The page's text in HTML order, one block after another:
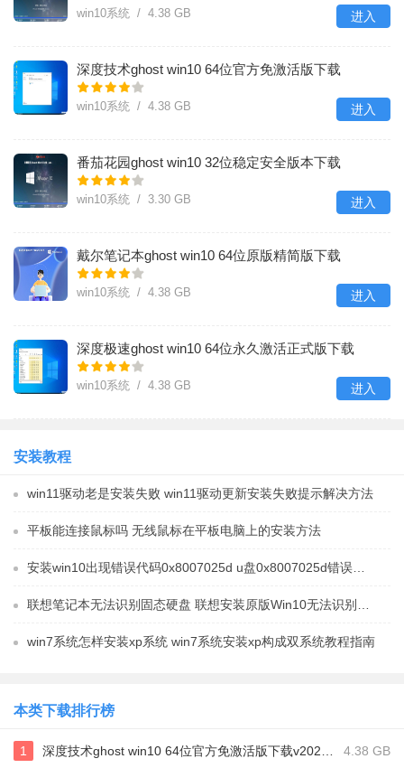
win10系统 / 4.38 GB 进入
深度技术ghost win10 64位官方免激活版下载
v2023.04
win10系统 / 4.38 GB 进入
番茄花园ghost win10 32位稳定安全版本下载
v2023.04
win10系统 / 3.30 GB 进入
戴尔笔记本ghost win10 64位原版精简版下载
v2023.04
win10系统 / 4.38 GB 进入
深度极速ghost win10 64位永久激活正式版下载
v2023.04
win10系统 / 4.38 GB 进入
安装教程
win11驱动老是安装失败 win11驱动更新安装失败提示解决方法
平板能连接鼠标吗 无线鼠标在平板电脑上的安装方法
win7系统怎样安装xp系统 win7系统安装xp构成双系统教程指南
本类下载排行榜
1 4.38 GB